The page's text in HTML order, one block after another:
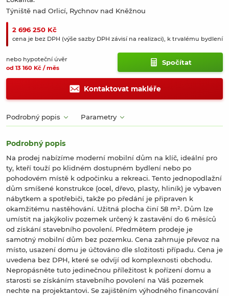
2 696 250 Kč
cena je bez DPH (výše sazby DPH závisí na realizaci), k trvalému bydlení
nebo hypoteční úvěr
od 13 160 Kč / měs
Spočítat
Týniště nad Orlicí, Rychnov nad Kněžnou
Kontaktovat makléře
Podrobný popis Parametry
Podrobný popis
Na prodej nabízíme moderní mobilní dům na klíč, ideální pro
ty, kteří touží po klidném dostupném bydlení nebo po
pohodovém místě k odpočinku a rekreaci. Tento jednopodlažní
dům smíšené konstrukce (ocel, dřevo, plasty, hliník) je vybaven
nábytkem a spotřebiči, takže po předání je připraven k
okamžitému nastěhování. Užitná plocha činí 58 m². Dům lze
umístit na jakýkoliv pozemek určený k zastavění do 6 měsíců
od získání stavebního povolení. Předmětem prodeje je
samotný mobilní dům bez pozemku. Cena zahrnuje převoz na
místo, usazení domu je účtováno dle složitosti případu. Cena je
uvedena bez DPH, které se odvíjí od komplexnosti obchodu.
Nepropásněte tuto jedinečnou příležitost k pořízení domu a
starosti se získáním stavebního povolení na Váš pozemek
nechte na projektantovi. Se zajištěním výhodného financování